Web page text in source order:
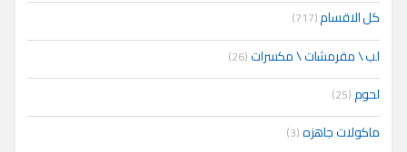
كل الاقسام(717)
لب \ مقرمشات \ مكسرات(26)
لحوم(25)
ماكولات جاهزه(3)